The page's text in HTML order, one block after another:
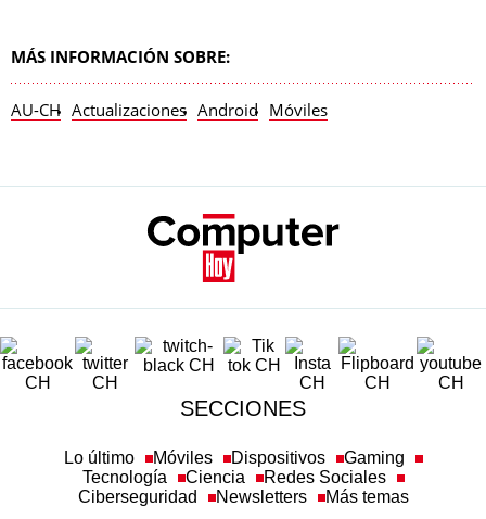
MÁS INFORMACIÓN SOBRE:
AU-CH Actualizaciones Android Móviles
SECCIONES
Lo último Móviles Dispositivos
Gaming
Tecnología
Ciencia
Redes Sociales
Ciberseguridad
Newsletters Más temas